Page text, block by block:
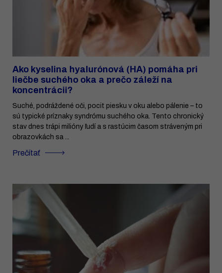
Ako kyselina hyalurónová (HA) pomáha pri
liečbe suchého oka a prečo záleží na
koncentrácii?
Suché, podráždené oči, pocit piesku v oku alebo pálenie – to
sú typické príznaky syndrómu suchého oka. Tento chronický
stav dnes trápi milióny ľudí a s rastúcim časom stráveným pri
obrazovkách sa ...
Prečítať